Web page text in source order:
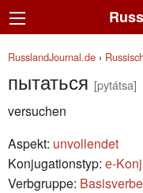
RusslandJournal.de ›
пытаться [pytátsa]
versuchen
Aspekt: unvollendet
Konjugationstyp: е-
Verbgruppe: